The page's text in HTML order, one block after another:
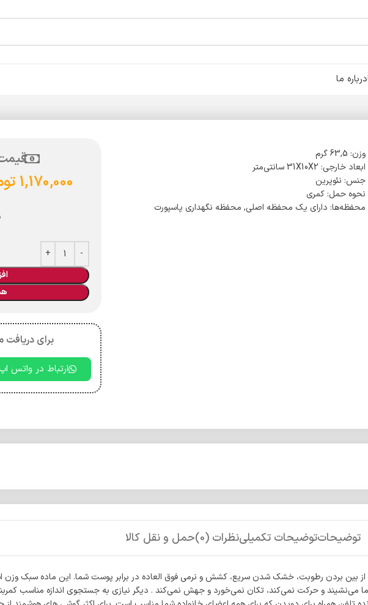
درباره ما
وزن: 63,5 گرم
ابعاد خارجی: 31X10X2 سانتی‌متر
جنس: نئوپرین
نحوه حمل: کمری
محفظه‌ها: دارای یک محفظه اصلی, محفظه نگهداری پاسپورت
1,170,000
برای دریافت
ارتباط در واتس
توضیحاتتوضیحات تکمیلینظرات (0) حمل و نقل کالا
از بین بردن رطوبت، خشک شدن سریع، کشش و نرمی فوق العاده در برابر پوست شما. این ماده سبک وزن
می‌نشیند و حرکت نمی‌کند، تکان نمی‌خورد و جهش نمی‌کند . دیگر نیازی به جستجوی اندازه مناسب